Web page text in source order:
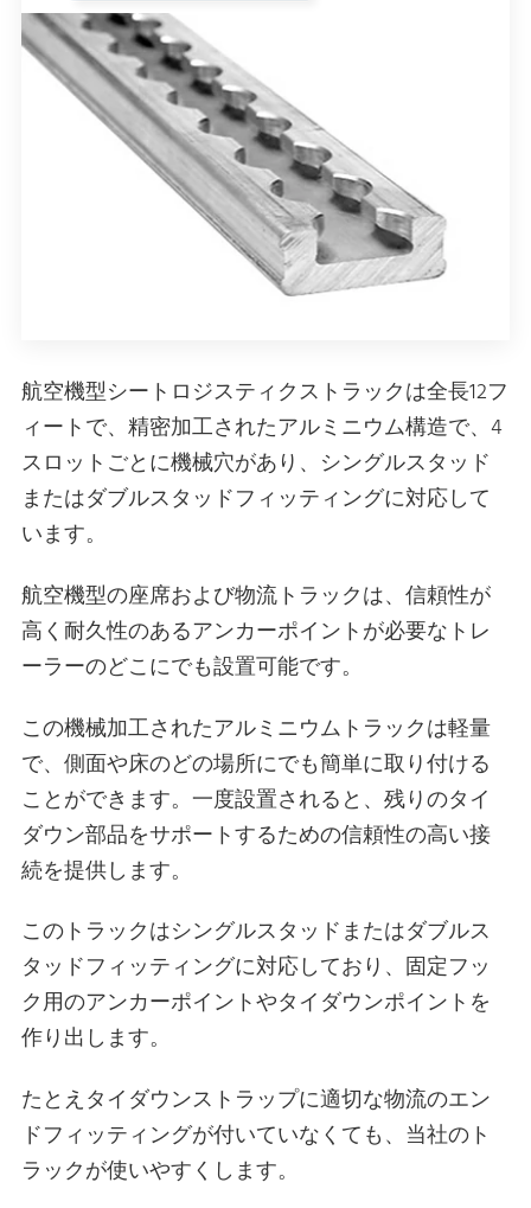
航空機型シートロジスティクストラックは全長12フ
ィートで、精密加工されたアルミニウム構造で、4
スロットごとに機械穴があり、シングルスタッド
またはダブルスタッドフィッティングに対応して
います。
航空機型の座席および物流トラックは、信頼性が
高く耐久性のあるアンカーポイントが必要なトレ
ーラーのどこにでも設置可能です。
この機械加工されたアルミニウムトラックは軽量
で、側面や床のどの場所にでも簡単に取り付ける
ことができます。一度設置されると、残りのタイ
ダウン部品をサポートするための信頼性の高い接
続を提供します。
このトラックはシングルスタッドまたはダブルス
タッドフィッティングに対応しており、固定フッ
ク用のアンカーポイントやタイダウンポイントを
作り出します。
たとえタイダウンストラップに適切な物流のエン
ドフィッティングが付いていなくても、当社のト
ラックが使いやすくします。